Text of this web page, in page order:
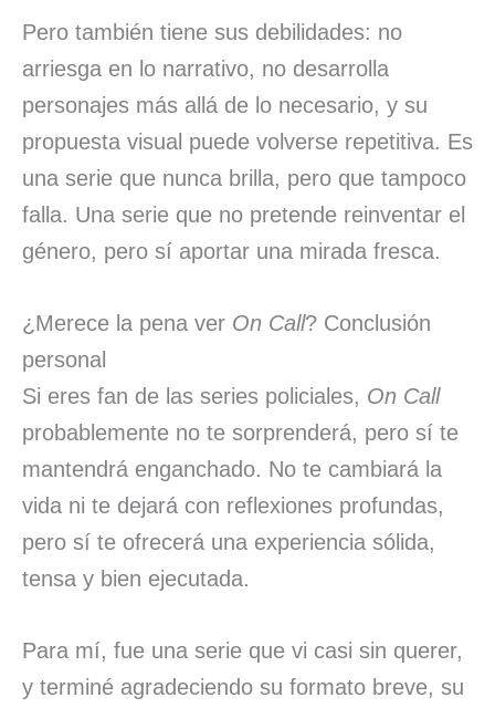
Pero también tiene sus debilidades: no
arriesga en lo narrativo, no desarrolla
personajes más allá de lo necesario, y su
propuesta visual puede volverse repetitiva. Es
una serie que nunca brilla, pero que tampoco
falla. Una serie que no pretende reinventar el
género, pero sí aportar una mirada fresca.
¿Merece la pena ver On Call? Conclusión
personal
Si eres fan de las series policiales, On Call
probablemente no te sorprenderá, pero sí te
mantendrá enganchado. No te cambiará la
vida ni te dejará con reflexiones profundas,
pero sí te ofrecerá una experiencia sólida,
tensa y bien ejecutada.
Para mí, fue una serie que vi casi sin querer,
y terminé agradeciendo su formato breve, su